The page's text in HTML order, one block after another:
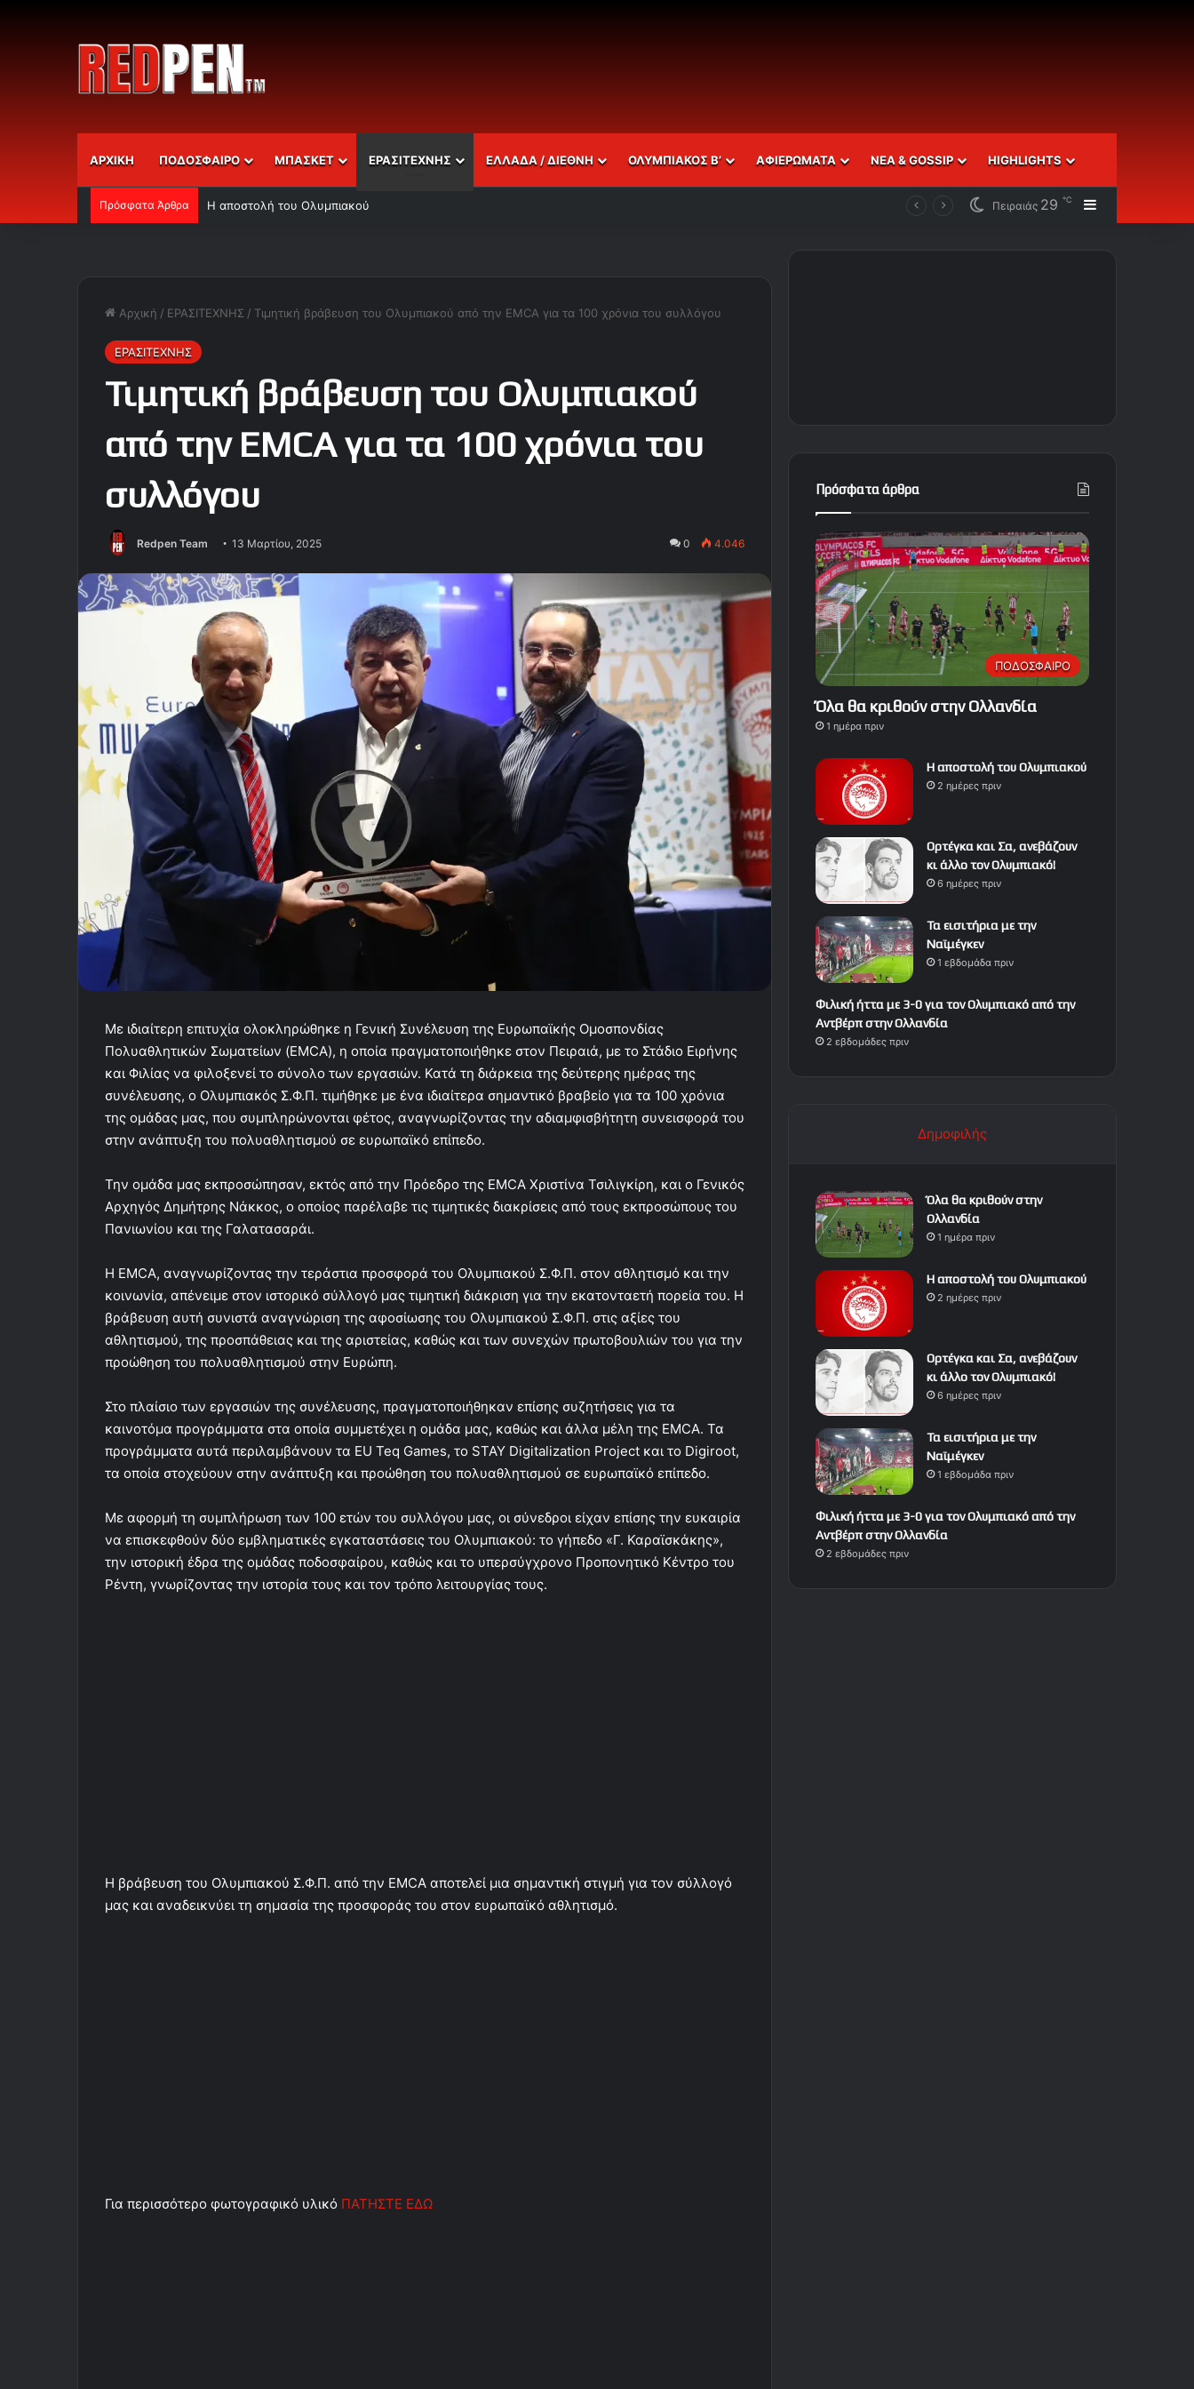
ΑΡΧΙΚΗ ΠΟΔΟΣΦΑΙΡΟ ΜΠΑΣΚΕΤ ΕΡΑΣΙΤΕΧΝΗΣ ΕΛΛΑΔΑ / ΔΙΕΘΝΗ ΟΛΥΜΠΙΑΚΟΣ Β’ ΑΦΙΕΡΩΜΑΤΑ ΝΕΑ & GOSSIP HIGHLIGHTS
Πρόσφατα Άρθρα Η αποστολή του Ολυμπιακού Πειραιάς 29 ℃ Sidebar
Αρχική / ΕΡΑΣΙΤΕΧΝΗΣ / Τιμητική βράβευση του Ολυμπιακού από την EMCA για τα 100 χρόνια του συλλόγου
ΕΡΑΣΙΤΕΧΝΗΣ
Τιμητική βράβευση του Ολυμπιακού
από την EMCA για τα 100 χρόνια του
συλλόγου
Redpen Team 13 Μαρτίου, 2025 0 4.046
Με ιδιαίτερη επιτυχία ολοκληρώθηκε η Γενική Συνέλευση της Ευρωπαϊκής Ομοσπονδίας
Πολυαθλητικών Σωματείων (EMCA), η οποία πραγματοποιήθηκε στον Πειραιά, με το Στάδιο Ειρήνης
και Φιλίας να φιλοξενεί το σύνολο των εργασιών. Κατά τη διάρκεια της δεύτερης ημέρας της
συνέλευσης, ο Ολυμπιακός Σ.Φ.Π. τιμήθηκε με ένα ιδιαίτερα σημαντικό βραβείο για τα 100 χρόνια
της ομάδας μας, που συμπληρώνονται φέτος, αναγνωρίζοντας την αδιαμφισβήτητη συνεισφορά του
στην ανάπτυξη του πολυαθλητισμού σε ευρωπαϊκό επίπεδο.
Την ομάδα μας εκπροσώπησαν, εκτός από την Πρόεδρο της EMCA Χριστίνα Τσιλιγκίρη, και ο Γενικός
Αρχηγός Δημήτρης Νάκκος, ο οποίος παρέλαβε τις τιμητικές διακρίσεις από τους εκπροσώπους του
Πανιωνίου και της Γαλατασαράι.
Η EMCA, αναγνωρίζοντας την τεράστια προσφορά του Ολυμπιακού Σ.Φ.Π. στον αθλητισμό και την
κοινωνία, απένειμε στον ιστορικό σύλλογό μας τιμητική διάκριση για την εκατονταετή πορεία του. Η
βράβευση αυτή συνιστά αναγνώριση της αφοσίωσης του Ολυμπιακού Σ.Φ.Π. στις αξίες του
αθλητισμού, της προσπάθειας και της αριστείας, καθώς και των συνεχών πρωτοβουλιών του για την
προώθηση του πολυαθλητισμού στην Ευρώπη.
Στο πλαίσιο των εργασιών της συνέλευσης, πραγματοποιήθηκαν επίσης συζητήσεις για τα
καινοτόμα προγράμματα στα οποία συμμετέχει η ομάδα μας, καθώς και άλλα μέλη της EMCA. Τα
προγράμματα αυτά περιλαμβάνουν τα EU Teq Games, το STAY Digitalization Project και το Digiroot,
τα οποία στοχεύουν στην ανάπτυξη και προώθηση του πολυαθλητισμού σε ευρωπαϊκό επίπεδο.
Με αφορμή τη συμπλήρωση των 100 ετών του συλλόγου μας, οι σύνεδροι είχαν επίσης την ευκαιρία
να επισκεφθούν δύο εμβληματικές εγκαταστάσεις του Ολυμπιακού: το γήπεδο «Γ. Καραϊσκάκης»,
την ιστορική έδρα της ομάδας ποδοσφαίρου, καθώς και το υπερσύγχρονο Προπονητικό Κέντρο του
Ρέντη, γνωρίζοντας την ιστορία τους και τον τρόπο λειτουργίας τους.
Η βράβευση του Ολυμπιακού Σ.Φ.Π. από την EMCA αποτελεί μια σημαντική στιγμή για τον σύλλογό
μας και αναδεικνύει τη σημασία της προσφοράς του στον ευρωπαϊκό αθλητισμό.
Για περισσότερο φωτογραφικό υλικό ΠΑΤΗΣΤΕ ΕΔΩ
Πρόσφατα άρθρα
ΠΟΔΟΣΦΑΙΡΟ
Όλα θα κριθούν στην Ολλανδία
1 ημέρα πριν
Η αποστολή του Ολυμπιακού
2 ημέρες πριν
Ορτέγκα και Σα, ανεβάζουν
κι άλλο τον Ολυμπιακό!
6 ημέρες πριν
Τα εισιτήρια με την
Ναϊμέγκεν
1 εβδομάδα πριν
Φιλική ήττα με 3-0 για τον Ολυμπιακό από την
Αντβέρπ στην Ολλανδία
2 εβδομάδες πριν
Δημοφιλής
Όλα θα κριθούν στην
Ολλανδία
1 ημέρα πριν
Η αποστολή του Ολυμπιακού
2 ημέρες πριν
Ορτέγκα και Σα, ανεβάζουν
κι άλλο τον Ολυμπιακό!
6 ημέρες πριν
Τα εισιτήρια με την
Ναϊμέγκεν
1 εβδομάδα πριν
Φιλική ήττα με 3-0 για τον Ολυμπιακό από την
Αντβέρπ στην Ολλανδία
2 εβδομάδες πριν